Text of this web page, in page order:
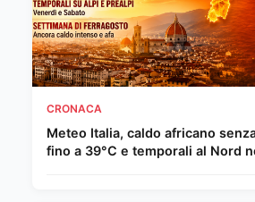
CRONACA
Meteo Italia, caldo africano
fino a 39°C e temporali al Nord